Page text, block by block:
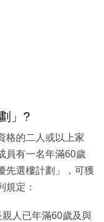
」?
格的二人或以上家
員有一名年滿60歲
先選樓計劃」，可獲
規定：
人已年滿60歲及與